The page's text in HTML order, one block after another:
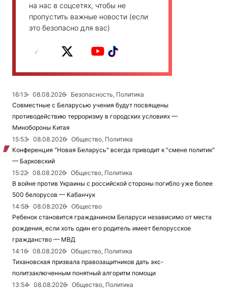
на нас в соцсетях, чтобы не
пропустить важные новости (если
это безопасно для вас)
16:13 08.08.2026
Безопасность, Политика
Совместные с Беларусью учения будут посвящены
противодействию терроризму в городских условиях —
Минобороны Китая
15:53
08.08.2026
Общество, Политика
Конференция "Новая Беларусь" всегда приводит к "смене политик"
— Барковский
15:22
08.08.2026
Общество, Политика
В войне против Украины с российской стороны погибло уже более
500 белорусов — Кабанчук
14:58
08.08.2026
Общество
Ребенок становится гражданином Беларуси независимо от места
рождения, если хоть один его родитель имеет белорусское
гражданство — МВД
14:16
08.08.2026
Общество, Политика
Тихановская призвала правозащитников дать экс-
политзаключенным понятный алгоритм помощи
13:54
08.08.2026
Общество, Политика